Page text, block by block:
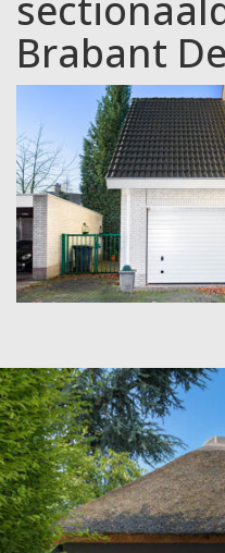
Brabant